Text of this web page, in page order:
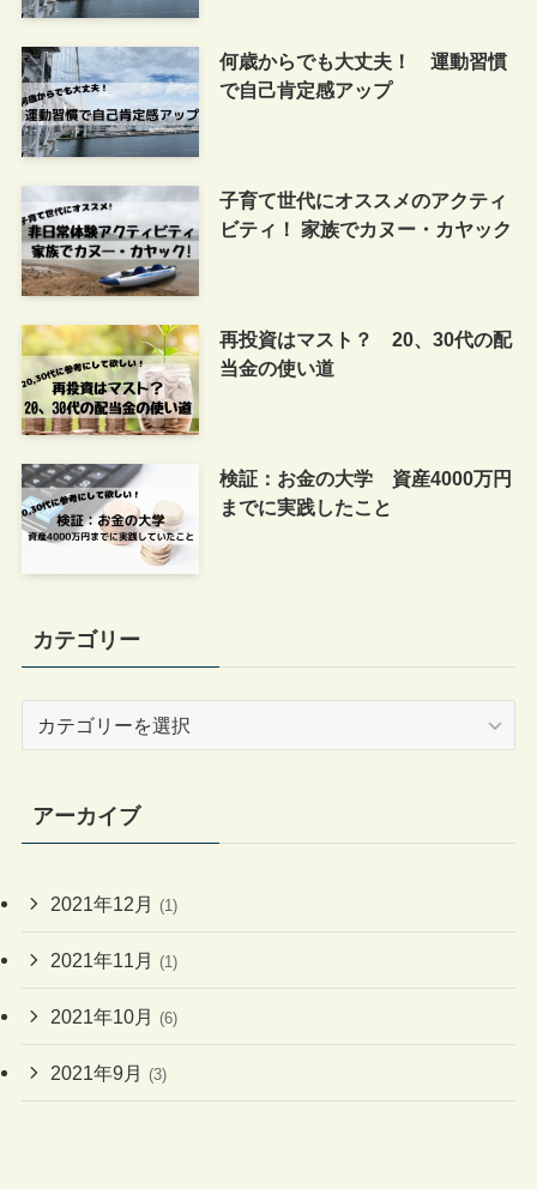
何歳からでも大丈夫！ 運動習慣
で自己肯定感アップ
子育て世代にオススメのアクティ
ビティ！ 家族でカヌー・カヤック
再投資はマスト？ 20、30代の配
当金の使い道
検証：お金の大学 資産4000万円
までに実践したこと
カテゴリー
ー
アーカイブ
2021年12月 (1)
2021年11月 (1)
2021年10月 (6)
2021年9月 (3)